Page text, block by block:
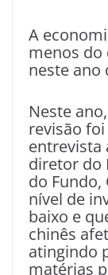
A
menos do
neste ano
Neste
revisão foi
entrevista
diretor do
do Fundo,
nível de
baixo e
chinês
atingindo
matérias